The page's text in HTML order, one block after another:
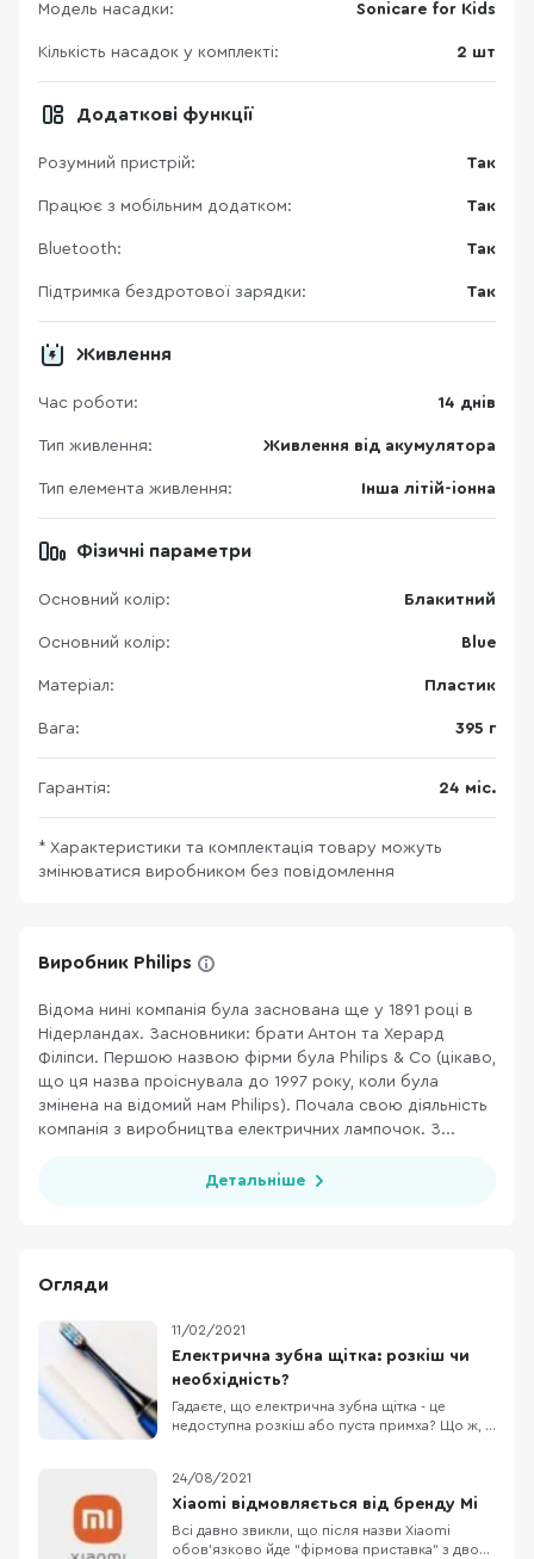
Модель насадки: Sonicare for Kids
Кількість насадок у комплекті: 2 шт
Додаткові функції
Розумний пристрій: Так
Працює з мобільним додатком: Так
Bluetooth: Так
Підтримка бездротової зарядки: Так
Живлення
Час роботи: 14 днів
Тип живлення: Живлення від акумулятора
Тип елемента живлення: Інша літій-іонна
Фізичні параметри
Основний колір: Блакитний
Основний колір: Blue
Матеріал: Пластик
Вага: 395 г
Гарантія: 24 міс.
* Характеристики та комплектація товару можуть
змінюватися виробником без повідомлення
Виробник Philips
Відома нині компанія була заснована ще у 1891 році в
Нідерландах. Засновники: брати Антон та Херард
Філіпси. Першою назвою фірми була Philips & Co (цікаво,
що ця назва проіснувала до 1997 року, коли була
змінена на відомий нам Philips). Почала свою діяльність
компанія з виробництва електричних лампочок. З...
Детальніше
Огляди
11/02/2021
Електрична зубна щітка: розкіш чи
необхідність?
Гадаєте, що електрична зубна щітка - це
недоступна розкіш або пуста примха? Що ж,
цінової категорії: Xiaomi T100 та Xiaomi
Soocas X3U. Летс гоу :) Дизайн Обидві щітки
дизайні. Во
24/08/2021
Xiaomi відмовляється від бренду Mi
Всі давно звикли, що після назви Xiaomi
обов’язково йде “фірмова приставка” з двох